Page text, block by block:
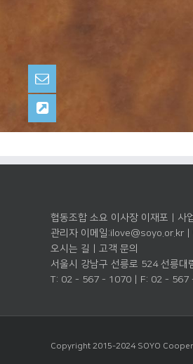
협동조합 소요 이사장 이재포 |
관리자 이메일:ilove@soyo.or.kr
오시는 길
고객 문의
서울시 강남구 선릉로 524 선릉대
T: 02 - 567 - 1070 | F: 02 - 567
Copyright 2015-2024 SOYO